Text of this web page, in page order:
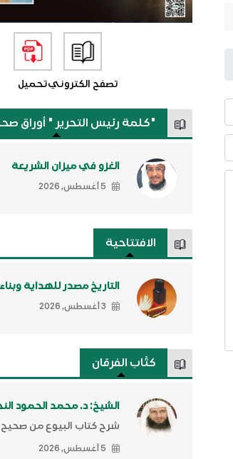
تصفح الكترونيتحميل
"كلمة رئيس التحرير " أوراق
الغزو في ميزان الشريعة
5 أغسطس, 2026
الافتتاحية
التاريخ مصدر للهداية
3 أغسطس, 2026
كتَّاب الفرقان
الشيخ: د. محمد الحمود
شرح كتاب البيوع من
5 أغسطس, 2026